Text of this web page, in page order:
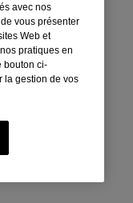
avec nos
vous présenter
Web et
pratiques en
bouton ci-
la gestion de vos